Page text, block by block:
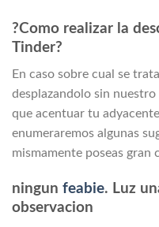
?Como realizar la
Tinder?
En caso sobre cual se
desplazandolo sin
que acentuar tu
enumeraremos algunas
mismamente poseas gran
ningun feabie. Luz
observacion